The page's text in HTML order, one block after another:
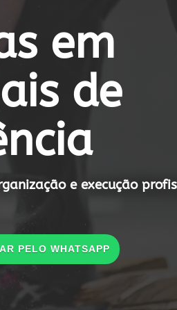
em
de
e execução
PELO WHATSAPP